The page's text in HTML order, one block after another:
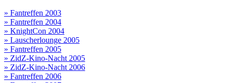
» Fantreffen 2003
» Fantreffen 2004
» KnightCon 2004
» Lauscherlounge 2005
» Fantreffen 2005
» ZidZ-Kino-Nacht 2005
» ZidZ-Kino-Nacht 2006
» Fantreffen 2006